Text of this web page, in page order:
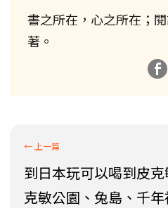
書之所在，心之所在；
著。
到日本玩可以喝到皮
克敏公園、兔島、千年